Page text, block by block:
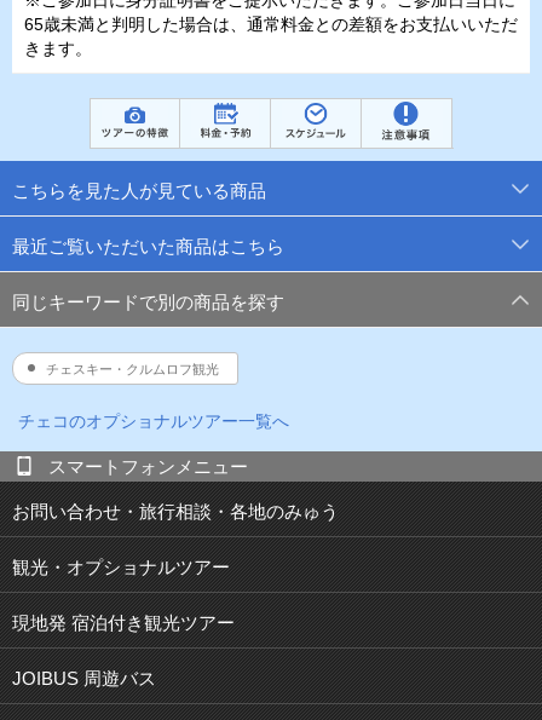
65歳未満と判明した場合は、通常料金との差額をお支払いいただ
きます。
こちらを見た人が見ている商品
最近ご覧いただいた商品はこちら
同じキーワードで別の商品を探す
チェスキー・クルムロフ観光
チェコのオプショナルツアー一覧へ
スマートフォンメニュー
お問い合わせ・旅行相談・各地のみゅう
観光・オプショナルツアー
現地発 宿泊付き観光ツアー
JOIBUS 周遊バス